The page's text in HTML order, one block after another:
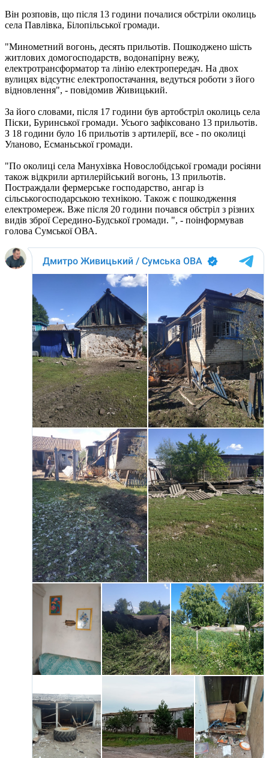
Він розповів, що після 13 години почалися обстріли околиць
села Павлівка, Білопільської громади.
"Минометний вогонь, десять прильотів. Пошкоджено шість
житлових домогосподарств, водонапірну вежу,
електротрансформатор та лінію електропередач. На двох
вулицях відсутнє електропостачання, ведуться роботи з його
відновлення", - повідомив Живицький.
За його словами, після 17 години був артобстріл околиць села
Піски, Буринської громади. Усього зафіксовано 13 прильотів.
З 18 години було 16 прильотів з артилерії, все - по околиці
Уланово, Есманьської громади.
"По околиці села Манухівка Новослобідської громади росіяни
також відкрили артилерійський вогонь, 13 прильотів.
Постраждали фермерське господарство, ангар із
сільськогосподарською технікою. Також є пошкодження
електромереж. Вже після 20 години почався обстріл з різних
видів зброї Середино-Будської громади. ", - поінформував
голова Сумської ОВА.